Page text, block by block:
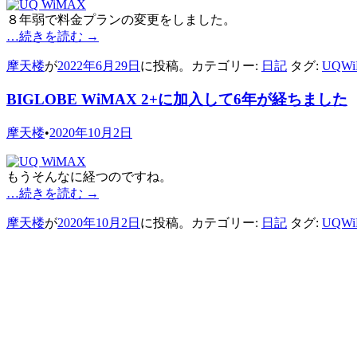
８年弱で料金プランの変更をしました。
…続きを読む →
摩天楼が2022年6月29日 に投稿。カテゴリー: 日記 タグ:
BIGLOBE WiMAX 2+に加入して6年が経ちました
摩天楼•2020年10月2日
もうそんなに経つのですね。
…続きを読む →
摩天楼が2020年10月2日 に投稿。カテゴリー: 日記 タグ: